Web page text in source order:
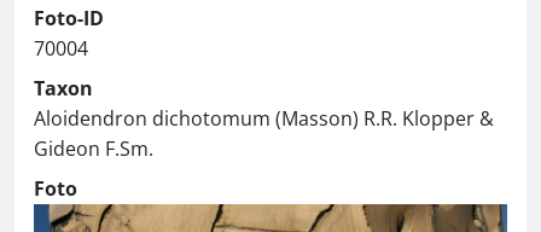
Foto-ID
70004
Taxon
Aloidendron dichotomum (Masson) R.R. Klopper &
Gideon F.Sm.
Foto